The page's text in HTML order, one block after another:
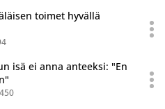
toimet hyvällä
isä ei anna anteeksi: "En
450